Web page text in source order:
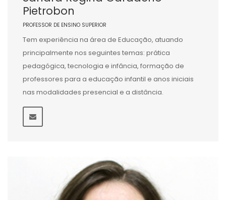
Pietrobon
PROFESSOR DE ENSINO SUPERIOR
Tem experiência na área de Educação, atuando
principalmente nos seguintes temas: prática
pedagógica, tecnologia e infância, formação de
professores para a educação infantil e anos iniciais
nas modalidades presencial e a distância.